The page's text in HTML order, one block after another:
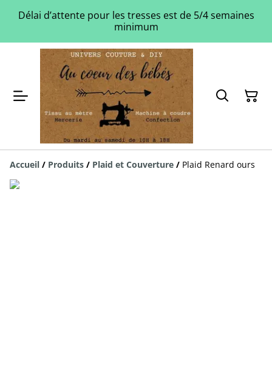
Délai d’attente pour les tresses est de 5/4 semaines
minimum
Accueil / Produits / Plaid et Couverture / Plaid Renard ours